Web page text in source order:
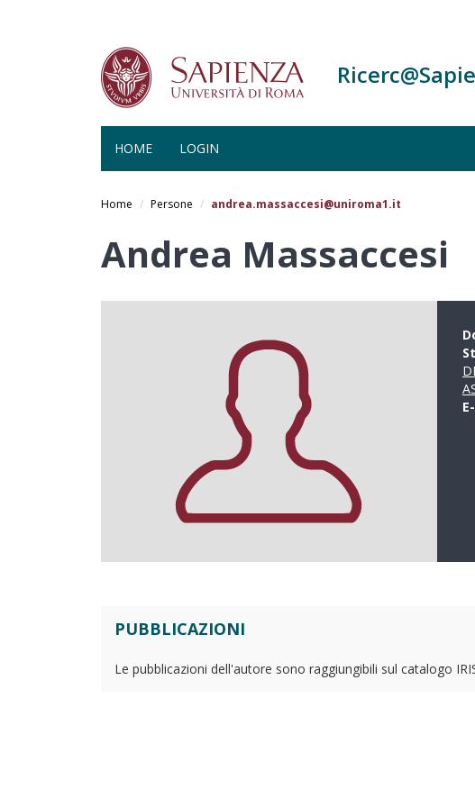
HOME LOGIN
Home Persone andrea.massaccesi@uniroma1.it
Andrea Massaccesi
PUBBLICAZIONI
Le pubblicazioni dell'autore sono raggiungibili sul catalogo